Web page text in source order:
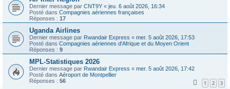
Dernier message par CNT9Y « jeu. 6 août 2026, 16:34
Posté dans Compagnies aériennes françaises
Réponses : 17
Uganda Airlines
Dernier message par Rwandair Express « mer. 5 août 2026, 17:53
Posté dans Compagnies aériennes d'Afrique et du Moyen Orient
Réponses : 9
MPL-Statistiques 2026
Dernier message par Rwandair Express « mer. 5 août 2026, 17:42
Posté dans Aéroport de Montpellier
Réponses : 56 1 2 3